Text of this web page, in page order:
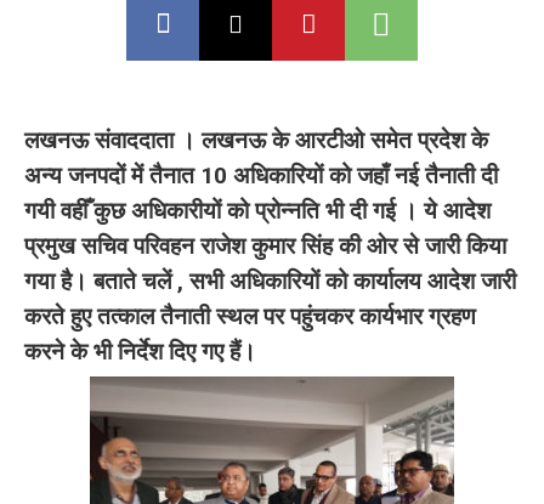
लखनऊ संवाददाता । लखनऊ के आरटीओ समेत प्रदेश के
अन्य जनपदों में तैनात 10 अधिकारियों को जहाँ नई तैनाती दी
गयी वहीँ कुछ अधिकारीयों को प्रोन्नति भी दी गई । ये आदेश
प्रमुख सचिव परिवहन राजेश कुमार सिंह की ओर से जारी किया
गया है। बताते चलें , सभी अधिकारियों को कार्यालय आदेश जारी
करते हुए तत्काल तैनाती स्थल पर पहुंचकर कार्यभार ग्रहण
करने के भी निर्देश दिए गए हैं।